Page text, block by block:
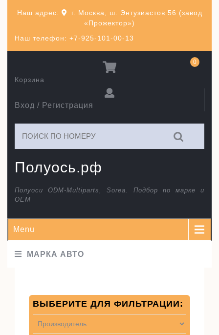
Наш телефон: +7-925-101-00-13
Наш адрес:
г. Москва, ш. Энтузиастов 56 (завод
«Прожектор»)
Полуось.рф
Полуоси ODM-Multiparts, Sorea. Подбор по марке и
ОЕМ
Вход / Регистрация
Корзина
0
Menu
МАРКА АВТО
ВЫБЕРИТЕ ДЛЯ ФИЛЬТРАЦИИ: